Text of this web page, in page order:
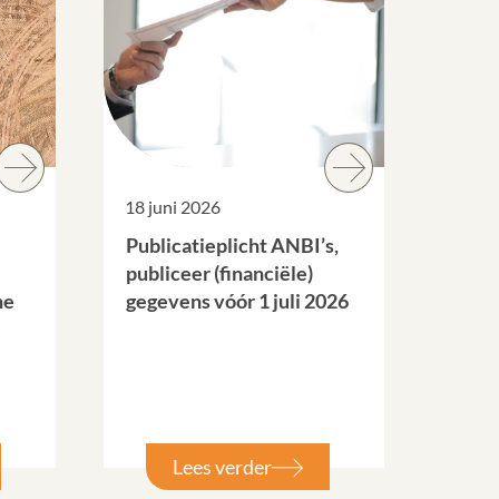
18 juni 2026
Publicatieplicht ANBI’s,
publiceer (financiële)
gegevens vóór 1 juli 2026
Lees verder